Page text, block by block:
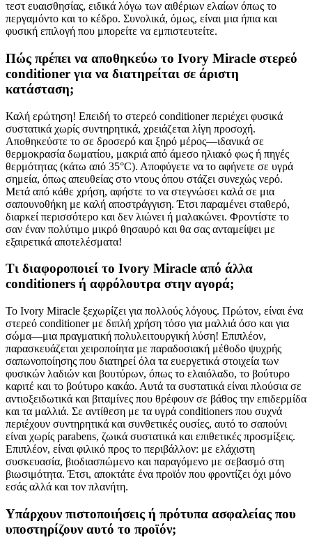
τεστ ευαισθησίας, ειδικά λόγω των αιθέριων ελαίων όπως το
περγαμόντο και το κέδρο. Συνολικά, όμως, είναι μια ήπια και
φυσική επιλογή που μπορείτε να εμπιστευτείτε.
Πώς πρέπει να αποθηκεύω το Ivory Miracle στερεό
conditioner για να διατηρείται σε άριστη
κατάσταση;
Καλή ερώτηση! Επειδή το στερεό conditioner περιέχει φυσικά
συστατικά χωρίς συντηρητικά, χρειάζεται λίγη προσοχή.
Αποθηκεύστε το σε δροσερό και ξηρό μέρος—ιδανικά σε
θερμοκρασία δωματίου, μακριά από άμεσο ηλιακό φως ή πηγές
θερμότητας (κάτω από 35°C). Αποφύγετε να το αφήνετε σε υγρά
σημεία, όπως απευθείας στο ντους όπου στάζει συνεχώς νερό.
Μετά από κάθε χρήση, αφήστε το να στεγνώσει καλά σε μια
σαπουνοθήκη με καλή αποστράγγιση. Έτσι παραμένει σταθερό,
διαρκεί περισσότερο και δεν λιώνει ή μαλακώνει. Φροντίστε το
σαν έναν πολύτιμο μικρό θησαυρό και θα σας ανταμείψει με
εξαιρετικά αποτελέσματα!
Τι διαφοροποιεί το Ivory Miracle από άλλα
conditioners ή αφρόλουτρα στην αγορά;
Το Ivory Miracle ξεχωρίζει για πολλούς λόγους. Πρώτον, είναι ένα
στερεό conditioner με διπλή χρήση τόσο για μαλλιά όσο και για
σώμα—μια πραγματική πολυλειτουργική λύση! Επιπλέον,
παρασκευάζεται χειροποίητα με παραδοσιακή μέθοδο ψυχρής
σαπωνοποίησης που διατηρεί όλα τα ευεργετικά στοιχεία των
φυσικών λαδιών και βουτύρων, όπως το ελαιόλαδο, το βούτυρο
καριτέ και το βούτυρο κακάο. Αυτά τα συστατικά είναι πλούσια σε
αντιοξειδωτικά και βιταμίνες που θρέφουν σε βάθος την επιδερμίδα
και τα μαλλιά. Σε αντίθεση με τα υγρά conditioners που συχνά
περιέχουν συντηρητικά και συνθετικές ουσίες, αυτό το σαπούνι
είναι χωρίς parabens, ζωικά συστατικά και επιθετικές προσμίξεις.
Επιπλέον, είναι φιλικό προς το περιβάλλον: με ελάχιστη
συσκευασία, βιοδιασπώμενο και παραγόμενο με σεβασμό στη
βιωσιμότητα. Έτσι, αποκτάτε ένα προϊόν που φροντίζει όχι μόνο
εσάς αλλά και τον πλανήτη.
Υπάρχουν πιστοποιήσεις ή πρότυπα ασφαλείας που
υποστηρίζουν αυτό το προϊόν;